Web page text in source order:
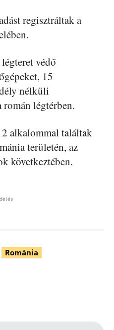
regisztráltak a
védő
15
nélküli
román légtérben.
alkalommal találtak
területén, az
következtében.
Románia